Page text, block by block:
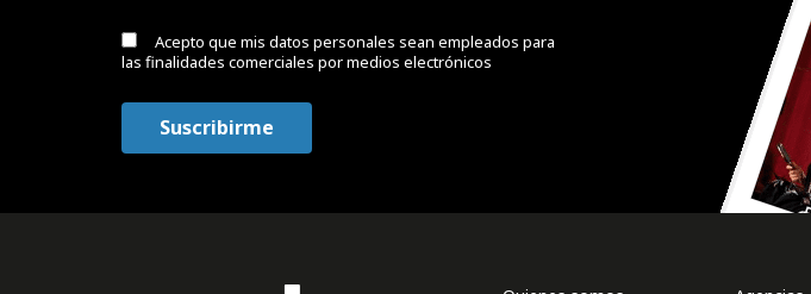
Acepto que mis datos personales sean empleados para
las finalidades comerciales por medios electrónicos